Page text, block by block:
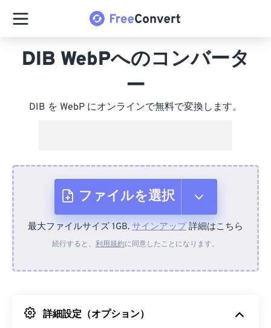
DIB WebPへのコンバータ
ー
DIB を WebP にオンラインで無料で変換します。
ファイルを選択
デバイスから
Googleドライブから
最大ファイルサイズ 1GB. サインアップ詳細はこちら
続行すると、 利用規約に同意したことになります。
詳細設定（オプション）